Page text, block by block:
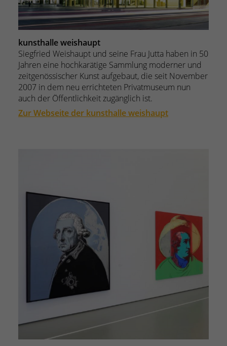
kunsthalle weishaupt
Siegfried Weishaupt und seine Frau Jutta haben in 50
Jahren eine hochkarätige Sammlung moderner und
zeitgenössischer Kunst aufgebaut, die seit November
2007 in dem neu errichteten Privatmuseum nun
auch der Öffentlichkeit zugänglich ist.
Zur Webseite der kunsthalle weishaupt